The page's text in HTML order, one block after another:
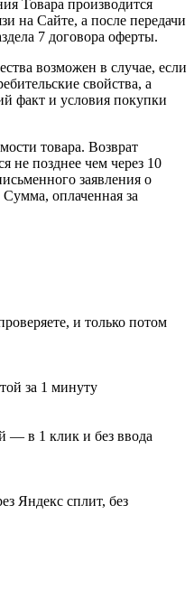
Товара производится
на Сайте, а после передачи
7 договора оферты.
возможен в случае, если
свойства, а
факт и условия покупки
товара. Возврат
не позднее чем через 10
заявления о
Сумма, оплаченная за
и только потом
за 1 минуту
— в 1 клик и без ввода
Яндекс сплит, без